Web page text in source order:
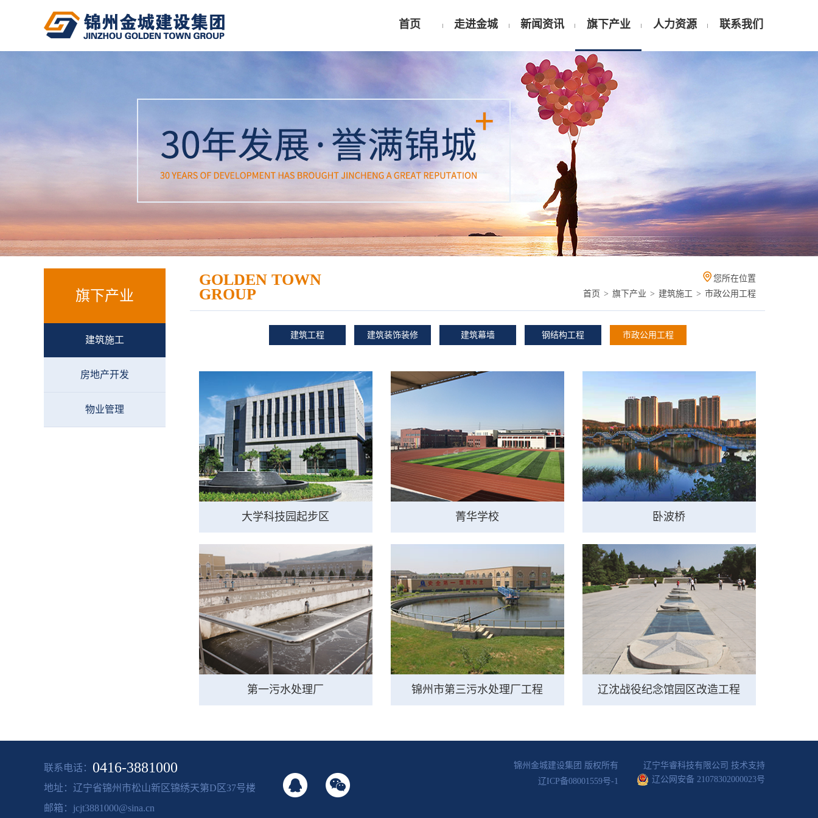
首页 走进金城 新闻资讯 旗下产业 人力资源 联系我们
旗下产业
建筑施工
房地产开发
物业管理
GOLDEN TOWN
GROUP
 您所在位置
首页 旗下产业 建筑施工 市政公用工程
建筑工程 建筑装饰装修 建筑幕墙 钢结构工程 市政公用工程
大学科技园起步区 菁华学校 卧波桥
第一污水处理厂 锦州市第三污水处理厂工程 辽沈战役纪念馆园区改造工程
 
联系电话： 0416-3881000
地址： 辽宁省锦州市松山新区锦绣天第D区37号楼
邮箱： jcjt3881000@sina.cn
锦州金城建设集团 版权所有
辽ICP备08001559号-1
辽宁华睿科技有限公司 技术支持
辽公网安备 21078302000023号